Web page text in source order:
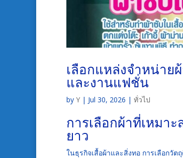
เลือกแหล่งจำหน่า
และงานแฟชั่น
by Y | Jul 30, 2026 | ทั่วไป
การเลือกผ้าที่เหมา
ยาว
ในธุรกิจเสื้อผ้าและสิ่งทอ การเลือกวั